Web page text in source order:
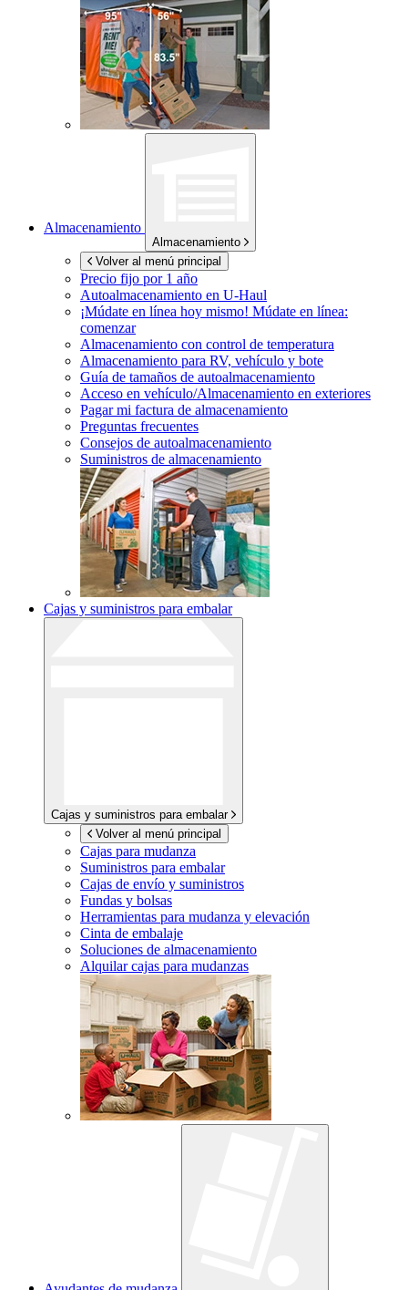
Almacenamiento
Almacenamiento
Volver al menú principal
Precio fijo por 1 año
Autoalmacenamiento en U-Haul
¡Múdate en línea hoy mismo! Múdate en línea:
comenzar
Almacenamiento con control de temperatura
Almacenamiento para RV, vehículo y bote
Guía de tamaños de autoalmacenamiento
Acceso en vehículo/Almacenamiento en exteriores
Pagar mi factura de almacenamiento
Preguntas frecuentes
Consejos de autoalmacenamiento
Suministros de almacenamiento
Cajas y suministros para embalar
Cajas y suministros para embalar
Volver al menú principal
Cajas para mudanza
Suministros para embalar
Cajas de envío y suministros
Fundas y bolsas
Herramientas para mudanza y elevación
Cinta de embalaje
Soluciones de almacenamiento
Alquilar cajas para mudanzas